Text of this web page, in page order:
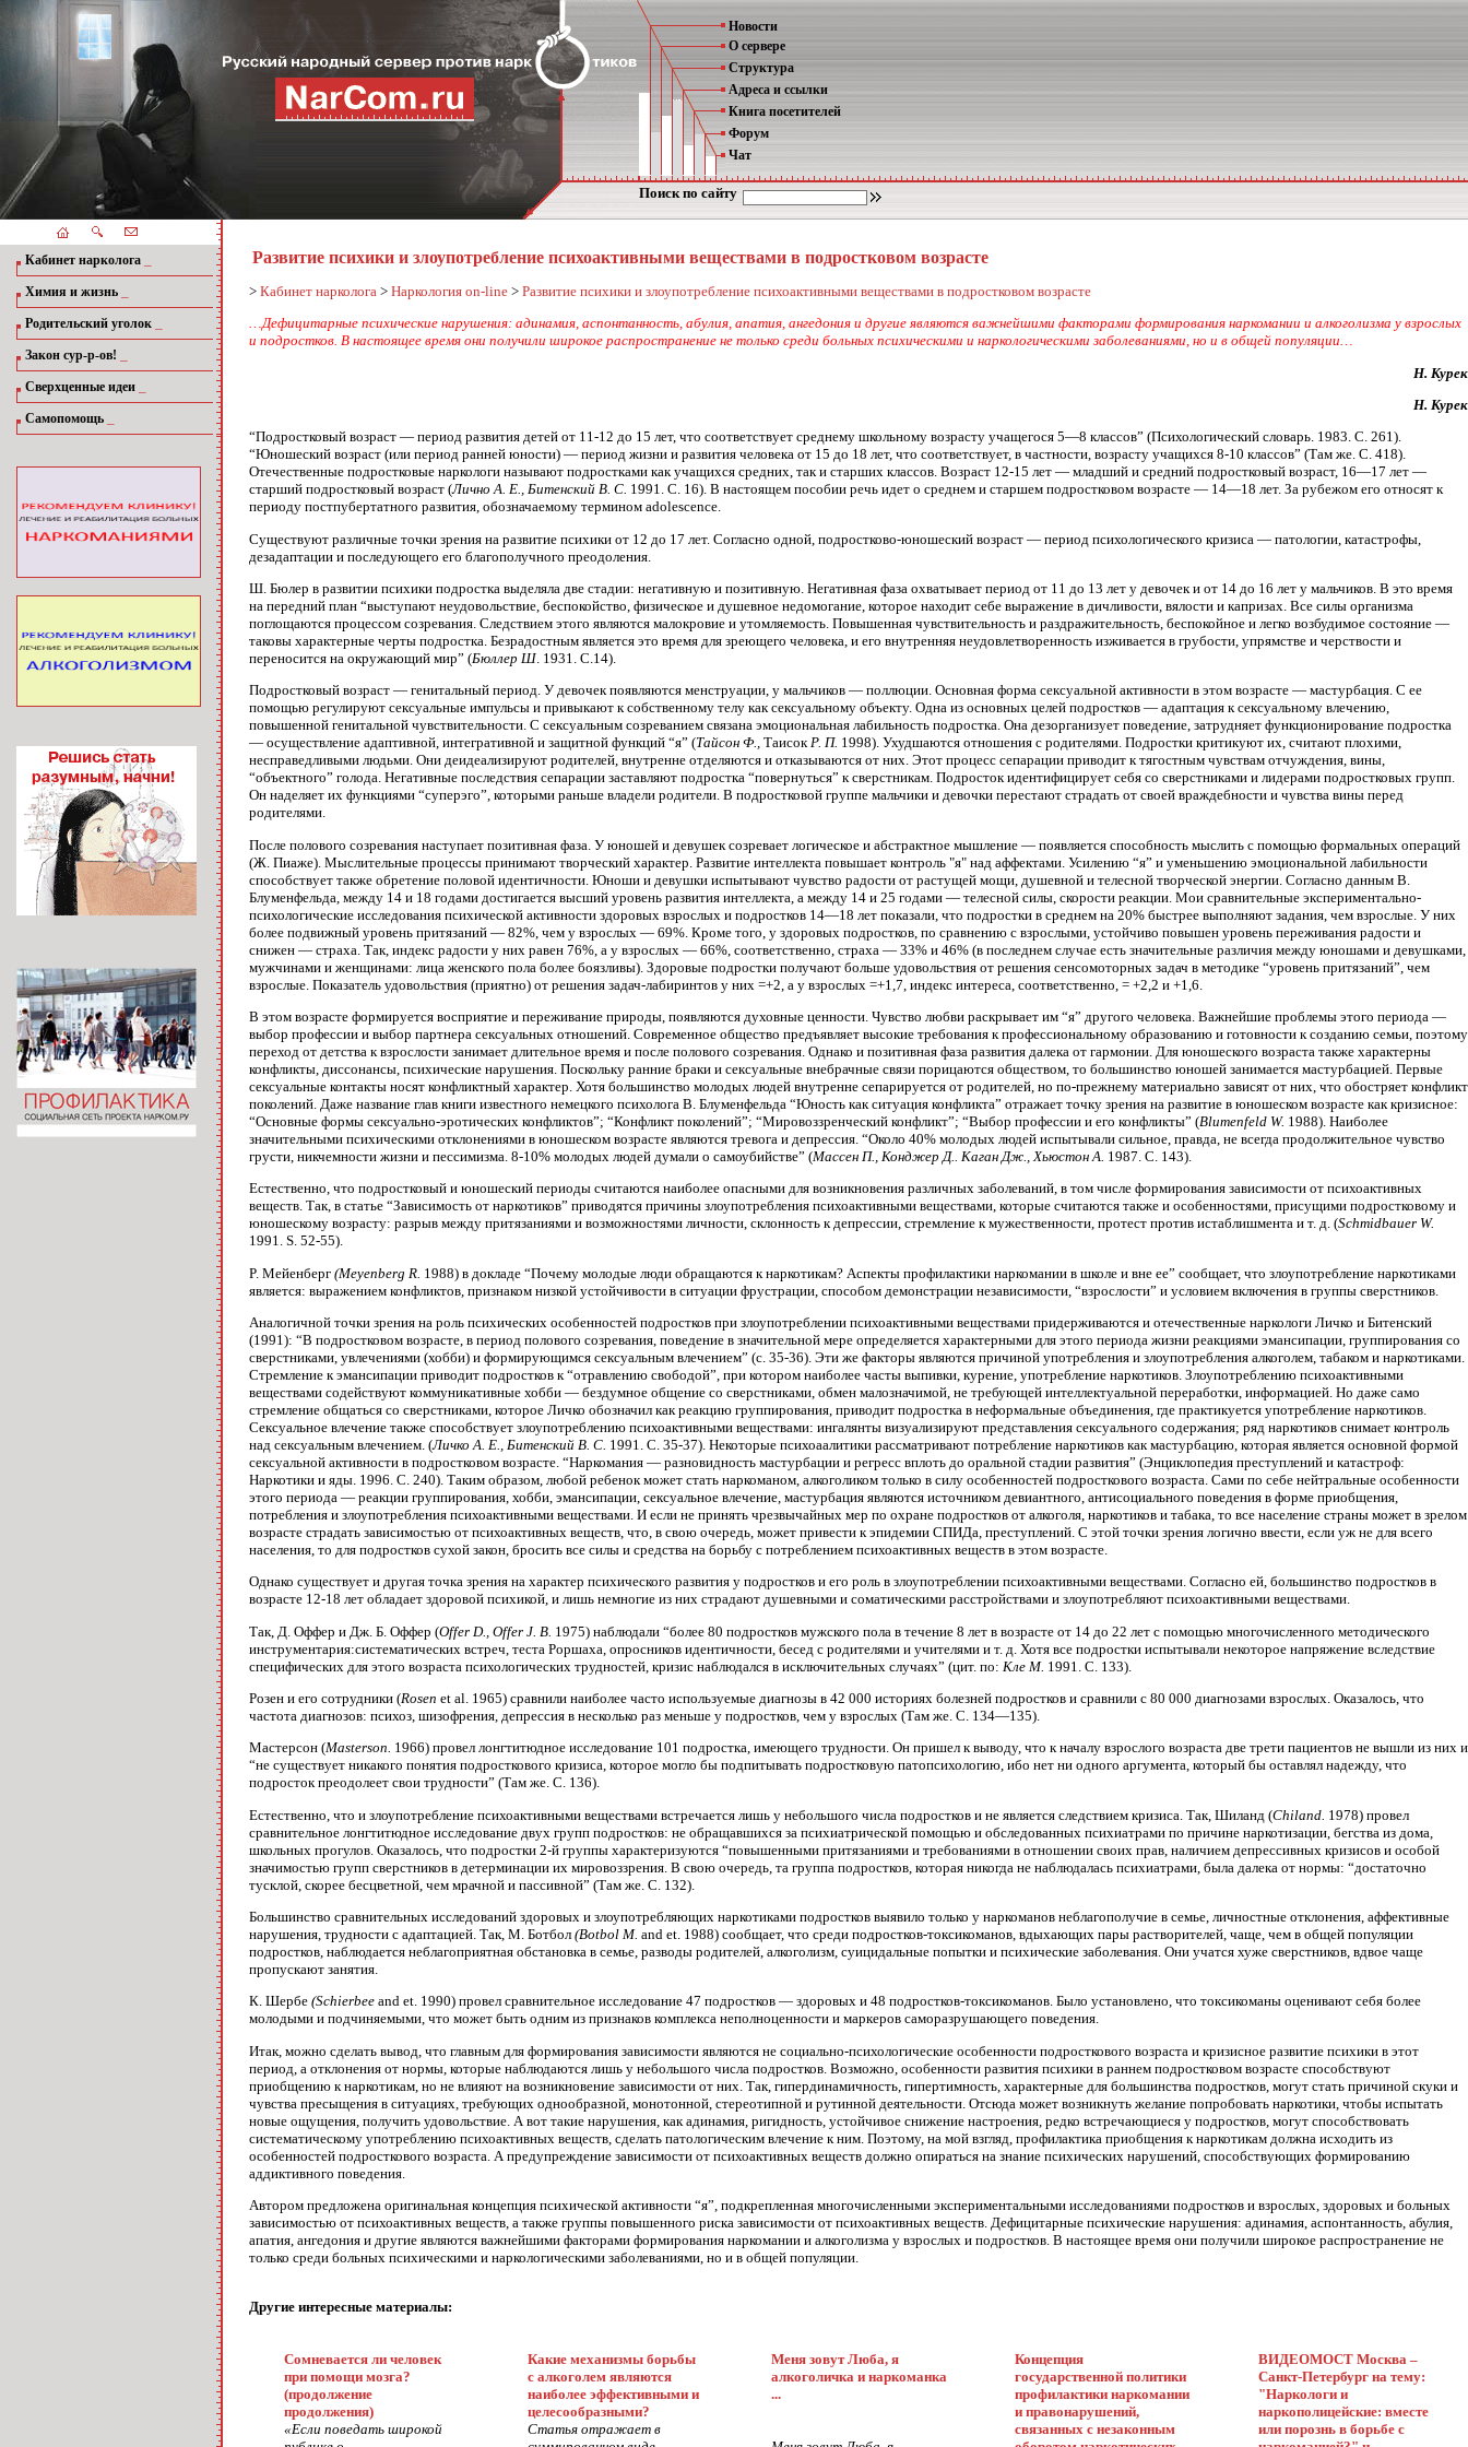
Новости
О сервере
Структура
Адреса и ссылки
Книга посетителей
Форум
Чат
Поиск по сайту
Кабинет нарколога
Химия и жизнь
Родительский уголок
Закон сур-р-ов!
Сверхценные идеи
Самопомощь
Развитие психики и злоупотребление психоактивными веществами в подростковом возрасте
> Кабинет нарколога > Наркология on-line > Развитие психики и злоупотребление психоактивными веществами в подростковом возрасте
…Дефицитарные психические нарушения: адинамия, аспонтанность, абулия, апатия, ангедония и другие являются важнейшими факторами формирования наркомании и алкоголизма у взрослых
и подростков. В настоящее время они получили широкое распространение не только среди больных психическими и наркологическими заболеваниями, но и в общей популяции…
Н. Курек
Н. Курек
“Подростковый возраст — период развития детей от 11-12 до 15 лет, что соответствует среднему школьному возрасту учащегося 5—8 классов” (Психологический словарь. 1983. С. 261).
“Юношеский возраст (или период ранней юности) — период жизни и развития человека от 15 до 18 лет, что соответствует, в частности, возрасту учащихся 8-10 классов” (Там же. С. 418).
Отечественные подростковые наркологи называют подростками как учащихся средних, так и старших классов. Возраст 12-15 лет — младший и средний подростковый возраст, 16—17 лет —
старший подростковый возраст (Лично А. Е., Битенский В. С. 1991. С. 16). В настоящем пособии речь идет о среднем и старшем подростковом возрасте — 14—18 лет. За рубежом его относят к
периоду постпубертатного развития, обозначаемому термином adolescence.
Существуют различные точки зрения на развитие психики от 12 до 17 лет. Согласно одной, подростково-юношеский возраст — период психологического кризиса — патологии, катастрофы,
дезадаптации и последующего его благополучного преодоления.
Ш. Бюлер в развитии психики подростка выделяла две стадии: негативную и позитивную. Негативная фаза охватывает период от 11 до 13 лет у девочек и от 14 до 16 лет у мальчиков. В это время
на передний план “выступают неудовольствие, беспокойство, физическое и душевное недомогание, которое находит себе выражение в дичливости, вялости и капризах. Все силы организма
поглощаются процессом созревания. Следствием этого являются малокровие и утомляемость. Повышенная чувствительность и раздражительность, беспокойное и легко возбудимое состояние —
таковы характерные черты подростка. Безрадостным является это время для зреющего человека, и его внутренняя неудовлетворенность изживается в грубости, упрямстве и черствости и
переносится на окружающий мир” (Бюллер Ш . 1931. С.14).
Подростковый возраст — генитальный период. У девочек появляются менструации, у мальчиков — поллюции. Основная форма сексуальной активности в этом возрасте — мастурбация. С ее
помощью регулируют сексуальные импульсы и привыкают к собственному телу как сексуальному объекту. Одна из основных целей подростков — адаптация к сексуальному влечению,
повышенной генитальной чувствительности. С сексуальным созреванием связана эмоциональная лабильность подростка. Она дезорганизует поведение, затрудняет функционирование подростка
— осуществление адаптивной, интегративной и защитной функций “я” (Тайсон Ф., ТаисокР. П. 1998). Ухудшаются отношения с родителями. Подростки критикуют их, считают плохими,
несправедливыми людьми. Они деидеализируют родителей, внутренне отделяются и отказываются от них. Этот процесс сепарации приводит к тягостным чувствам отчуждения, вины,
“объектного” голода. Негативные последствия сепарации заставляют подростка “повернуться” к сверстникам. Подросток идентифицирует себя со сверстниками и лидерами подростковых групп.
Он наделяет их функциями “суперэго”, которыми раньше владели родители. В подростковой группе мальчики и девочки перестают страдать от своей враждебности и чувства вины перед
родителями.
После полового созревания наступает позитивная фаза. У юношей и девушек созревает логическое и абстрактное мышление — появляется способность мыслить с помощью формальных операций
(Ж. Пиаже). Мыслительные процессы принимают творческий характер. Развитие интеллекта повышает контроль "я" над аффектами. Усилению “я” и уменьшению эмоциональной лабильности
способствует также обретение половой идентичности. Юноши и девушки испытывают чувство радости от растущей мощи, душевной и телесной творческой энергии. Согласно данным В.
Блуменфельда, между 14 и 18 годами достигается высший уровень развития интеллекта, а между 14 и 25 годами — телесной силы, скорости реакции. Мои сравнительные экспериментально-
психологические исследования психической активности здоровых взрослых и подростков 14—18 лет показали, что подростки в среднем на 20% быстрее выполняют задания, чем взрослые. У них
более подвижный уровень притязаний — 82%, чем у взрослых — 69%. Кроме того, у здоровых подростков, по сравнению с взрослыми, устойчиво повышен уровень переживания радости и
снижен — страха. Так, индекс радости у них равен 76%, а у взрослых — 66%, соответственно, страха — 33% и 46% (в последнем случае есть значительные различия между юношами и девушками,
мужчинами и женщинами: лица женского пола более боязливы). Здоровые подростки получают больше удовольствия от решения сенсомоторных задач в методике “уровень притязаний”, чем
взрослые. Показатель удовольствия (приятно) от решения задач-лабиринтов у них =+2, а у взрослых =+1,7, индекс интереса, соответственно, = +2,2 и +1,6.
В этом возрасте формируется восприятие и переживание природы, появляются духовные ценности. Чувство любви раскрывает им “я” другого человека. Важнейшие проблемы этого периода —
выбор профессии и выбор партнера сексуальных отношений. Современное общество предъявляет высокие требования к профессиональному образованию и готовности к созданию семьи, поэтому
переход от детства к взрослости занимает длительное время и после полового созревания. Однако и позитивная фаза развития далека от гармонии. Для юношеского возраста также характерны
конфликты, диссонансы, психические нарушения. Поскольку ранние браки и сексуальные внебрачные связи порицаются обществом, то большинство юношей занимается мастурбацией. Первые
сексуальные контакты носят конфликтный характер. Хотя большинство молодых людей внутренне сепарируется от родителей, но по-прежнему материально зависят от них, что обостряет конфликт
поколений. Даже название глав книги известного немецкого психолога В. Блуменфельда “Юность как ситуация конфликта” отражает точку зрения на развитие в юношеском возрасте как кризисное:
“Основные формы сексуально-эротических конфликтов”; “Конфликт поколений”; “Мировоззренческий конфликт”; “Выбор профессии и его конфликты” (Blumenfeld W. 1988). Наиболее
значительными психическими отклонениями в юношеском возрасте являются тревога и депрессия. “Около 40% молодых людей испытывали сильное, правда, не всегда продолжительное чувство
грусти, никчемности жизни и пессимизма. 8-10% молодых людей думали о самоубийстве” (Массен П., Конджер Д.. Каган Дж., Хьюстон А. 1987. С. 143).
Естественно, что подростковый и юношеский периоды считаются наиболее опасными для возникновения различных заболеваний, в том числе формирования зависимости от психоактивных
веществ. Так, в статье “Зависимость от наркотиков” приводятся причины злоупотребления психоактивными веществами, которые считаются также и особенностями, присущими подростковому и
юношескому возрасту: разрыв между притязаниями и возможностями личности, склонность к депрессии, стремление к мужественности, протест против истаблишмента и т. д. (Schmidbauer W.
1991. S. 52-55).
P. Мейенберг (Meyenberg R. 1988) в докладе “Почему молодые люди обращаются к наркотикам? Аспекты профилактики наркомании в школе и вне ее” сообщает, что злоупотребление наркотиками
является: выражением конфликтов, признаком низкой устойчивости в ситуации фрустрации, способом демонстрации независимости, “взрослости” и условием включения в группы сверстников.
Аналогичной точки зрения на роль психических особенностей подростков при злоупотреблении психоактивными веществами придерживаются и отечественные наркологи Личко и Битенский
(1991): “В подростковом возрасте, в период полового созревания, поведение в значительной мере определяется характерными для этого периода жизни реакциями эмансипации, группирования со
сверстниками, увлечениями (хобби) и формирующимся сексуальным влечением” (с. 35-36). Эти же факторы являются причиной употребления и злоупотребления алкоголем, табаком и наркотиками.
Стремление к эмансипации приводит подростков к “отравлению свободой”, при котором наиболее часты выпивки, курение, употребление наркотиков. Злоупотреблению психоактивными
веществами содействуют коммуникативные хобби — бездумное общение со сверстниками, обмен малозначимой, не требующей интеллектуальной переработки, информацией. Но даже само
стремление общаться со сверстниками, которое Личко обозначил как реакцию группирования, приводит подростка в неформальные объединения, где практикуется употребление наркотиков.
Сексуальное влечение также способствует злоупотреблению психоактивными веществами: ингалянты визуализируют представления сексуального содержания; ряд наркотиков снимает контроль
над сексуальным влечением. (Личко А. Е., Битенский В. С. 1991. С. 35-37). Некоторые психоаалитики рассматривают потребление наркотиков как мастурбацию, которая является основной формой
сексуальной активности в подростковом возрасте. “Наркомания — разновидность мастурбации и регресс вплоть до оральной стадии развития” (Энциклопедия преступлений и катастроф:
Наркотики и яды. 1996. С. 240). Таким образом, любой ребенок может стать наркоманом, алкоголиком только в силу особенностей подросткового возраста. Сами по себе нейтральные особенности
этого периода — реакции группирования, хобби, эмансипации, сексуальное влечение, мастурбация являются источником девиантного, антисоциального поведения в форме приобщения,
потребления и злоупотребления психоактивными веществами. И если не принять чрезвычайных мер по охране подростков от алкоголя, наркотиков и табака, то все население страны может в зрелом
возрасте страдать зависимостью от психоактивных веществ, что, в свою очередь, может привести к эпидемии СПИДа, преступлений. С этой точки зрения логично ввести, если уж не для всего
населения, то для подростков сухой закон, бросить все силы и средства на борьбу с потреблением психоактивных веществ в этом возрасте.
Однако существует и другая точка зрения на характер психического развития у подростков и его роль в злоупотреблении психоактивными веществами. Согласно ей, большинство подростков в
возрасте 12-18 лет обладает здоровой психикой, и лишь немногие из них страдают душевными и соматическими расстройствами и злоупотребляют психоактивными веществами.
Так, Д. Оффер и Дж. Б. Оффер (Offer D., Offer J. В. 1975) наблюдали “более 80 подростков мужского пола в течение 8 лет в возрасте от 14 до 22 лет с помощью многочисленного методического
инструментария:систематических встреч, теста Роршаха, опросников идентичности, бесед с родителями и учителями и т. д. Хотя все подростки испытывали некоторое напряжение вследствие
специфических для этого возраста психологических трудностей, кризис наблюдался в исключительных случаях” (цит. по: Кле М. 1991. С. 133).
Розен и его сотрудники (Rosen et al. 1965) сравнили наиболее часто используемые диагнозы в 42 000 историях болезней подростков и сравнили с 80 000 диагнозами взрослых. Оказалось, что
частота диагнозов: психоз, шизофрения, депрессия в несколько раз меньше у подростков, чем у взрослых (Там же. С. 134—135).
Мастерсон (Masterson. 1966) провел лонгтитюдное исследование 101 подростка, имеющего трудности. Он пришел к выводу, что к началу взрослого возраста две трети пациентов не вышли из них и
“не существует никакого понятия подросткового кризиса, которое могло бы подпитывать подростковую патопсихологию, ибо нет ни одного аргумента, который бы оставлял надежду, что
подросток преодолеет свои трудности” (Там же. С. 136).
Естественно, что и злоупотребление психоактивными веществами встречается лишь у небольшого числа подростков и не является следствием кризиса. Так, Шиланд (Chiland. 1978) провел
сравнительное лонгтитюдное исследование двух групп подростков: не обращавшихся за психиатрической помощью и обследованных психиатрами по причине наркотизации, бегства из дома,
школьных прогулов. Оказалось, что подростки 2-й группы характеризуются “повышенными притязаниями и требованиями в отношении своих прав, наличием депрессивных кризисов и особой
значимостью групп сверстников в детерминации их мировоззрения. В свою очередь, та группа подростков, которая никогда не наблюдалась психиатрами, была далека от нормы: “достаточно
тусклой, скорее бесцветной, чем мрачной и пассивной” (Там же. С. 132).
Большинство сравнительных исследований здоровых и злоупотребляющих наркотиками подростков выявило только у наркоманов неблагополучие в семье, личностные отклонения, аффективные
нарушения, трудности с адаптацией. Так, М. Ботбол (Botbol M. and et. 1988) сообщает, что среди подростков-токсикоманов, вдыхающих пары растворителей, чаще, чем в общей популяции
подростков, наблюдается неблагоприятная обстановка в семье, разводы родителей, алкоголизм, суицидальные попытки и психические заболевания. Они учатся хуже сверстников, вдвое чаще
пропускают занятия.
К. Шербе (Schierbee and et. 1990) провел сравнительное исследование 47 подростков — здоровых и 48 подростков-токсикоманов. Было установлено, что токсикоманы оценивают себя более
молодыми и подчиняемыми, что может быть одним из признаков комплекса неполноценности и маркеров саморазрушающего поведения.
Итак, можно сделать вывод, что главным для формирования зависимости являются не социально-психологические особенности подросткового возраста и кризисное развитие психики в этот
период, а отклонения от нормы, которые наблюдаются лишь у небольшого числа подростков. Возможно, особенности развития психики в раннем подростковом возрасте способствуют
приобщению к наркотикам, но не влияют на возникновение зависимости от них. Так, гипердинамичность, гипертимность, характерные для большинства подростков, могут стать причиной скуки и
чувства пресыщения в ситуациях, требующих однообразной, монотонной, стереотипной и рутинной деятельности. Отсюда может возникнуть желание попробовать наркотики, чтобы испытать
новые ощущения, получить удовольствие. А вот такие нарушения, как адинамия, ригидность, устойчивое снижение настроения, редко встречающиеся у подростков, могут способствовать
систематическому употреблению психоактивных веществ, сделать патологическим влечение к ним. Поэтому, на мой взгляд, профилактика приобщения к наркотикам должна исходить из
особенностей подросткового возраста. А предупреждение зависимости от психоактивных веществ должно опираться на знание психических нарушений, способствующих формированию
аддиктивного поведения.
Автором предложена оригинальная концепция психической активности “я”, подкрепленная многочисленными экспериментальными исследованиями подростков и взрослых, здоровых и больных
зависимостью от психоактивных веществ, а также группы повышенного риска зависимости от психоактивных веществ. Дефицитарные психические нарушения: адинамия, аспонтанность, абулия,
апатия, ангедония и другие являются важнейшими факторами формирования наркомании и алкоголизма у взрослых и подростков. В настоящее время они получили широкое распространение не
только среди больных психическими и наркологическими заболеваниями, но и в общей популяции.
Другие интересные материалы:
Сомневается ли человек
при помощи мозга?
(продолжение
продолжения)
«Если поведать широкой
Какие механизмы борьбы
с алкоголем являются
наиболее эффективными и
целесообразными?
Статья отражает в
Меня зовут Люба, я
алкоголичка и наркоманка
...
Концепция
государственной политики
профилактики наркомании
и правонарушений,
связанных с незаконным
ВИДЕОМОСТ Москва –
Санкт-Петербург на тему:
"Наркологи и
наркополицейские: вместе
или порознь в борьбе с